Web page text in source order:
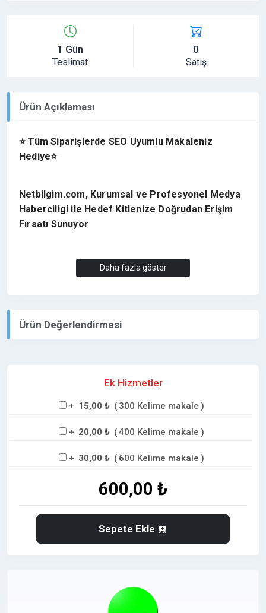
1 Gün
Teslimat
0
Satış
Ürün Açıklaması
⭐ Tüm Siparişlerde SEO Uyumlu Makaleniz
Hediye⭐
Netbilgim.com, Kurumsal ve Profesyonel Medya
Haberciligi ile Hedef Kitlenize Doğrudan Erişim
Fırsatı Sunuyor
Türkiye’de geniş okuyucu kitlesine sahip, en güncel
gelişmeleri ve son dakika haberleri uzman kadrosu
haberleri ile bölgede ziyaretçi trafigi elde ederek,
Tanıtım yazılarınızda,
bilinirliğinizi, itibarınızı veSEO performansınızı
ve hedef kitleyle doğrudan etkileşim fırsatı yaratarak
➡️ Tanıtımlarınızda Marka Bilinirliğinizi Katmanlı
Şekilde Artırmada Netbilgim.com, un Güçlü Etkisi
Netbilgim.com Avantajları Size Ne Saglar ?
⬆️ Dijital PR ile tutarlı marka imajı
Daha fazla göster
Ürün Değerlendirmesi
Ek Hizmetler
+ 15,00 ₺ ( 300 Kelime makale )
+ 20,00 ₺ (400 Kelime makale )
+ 30,00 ₺ ( 600 Kelime makale )
600,00 ₺
Sepete Ekle